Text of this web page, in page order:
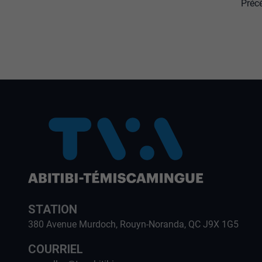
STATION
380 Avenue Murdoch, Rouyn-Noranda, QC J9X 1G5
COURRIEL